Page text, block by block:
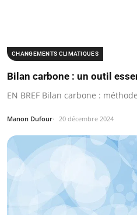
CHANGEMENTS CLIMATIQUES
Bilan carbone : un outil
EN BREF Bilan carbone :
Manon Dufour 20 décembre 2024